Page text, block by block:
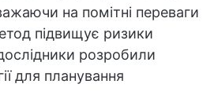
на помітні переваги
підвищує ризики
розробили
для планування